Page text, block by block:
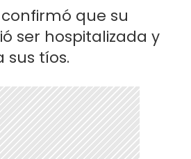
que su
ser hospitalizada y
tíos.